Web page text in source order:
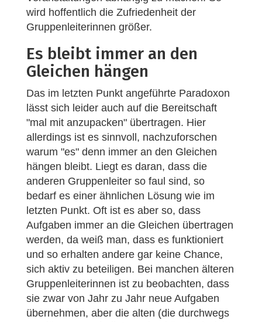
wird hoffentlich die Zufriedenheit der
Gruppenleiterinnen größer.
Es bleibt immer an den
Gleichen hängen
Das im letzten Punkt angeführte Paradoxon
lässt sich leider auch auf die Bereitschaft
"mal mit anzupacken" übertragen. Hier
allerdings ist es sinnvoll, nachzuforschen
warum "es" denn immer an den Gleichen
hängen bleibt. Liegt es daran, dass die
anderen Gruppenleiter so faul sind, so
bedarf es einer ähnlichen Lösung wie im
letzten Punkt. Oft ist es aber so, dass
Aufgaben immer an die Gleichen übertragen
werden, da weiß man, dass es funktioniert
und so erhalten andere gar keine Chance,
sich aktiv zu beteiligen. Bei manchen älteren
Gruppenleiterinnen ist zu beobachten, dass
sie zwar von Jahr zu Jahr neue Aufgaben
übernehmen, aber die alten (die durchwegs